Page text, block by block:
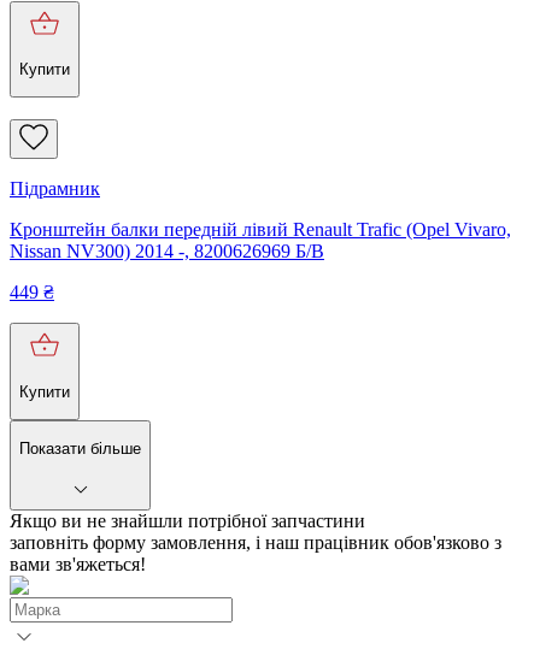
Купити
Підрамник
Кронштейн балки передній лівий Renault Trafic (Opel Vivaro,
Nissan NV300) 2014 -, 8200626969 Б/В
449 ₴
Купити
Показати більше
Якщо ви не знайшли потрібної запчастини
заповніть форму замовлення, і наш працівник обов'язково з
вами зв'яжеться!